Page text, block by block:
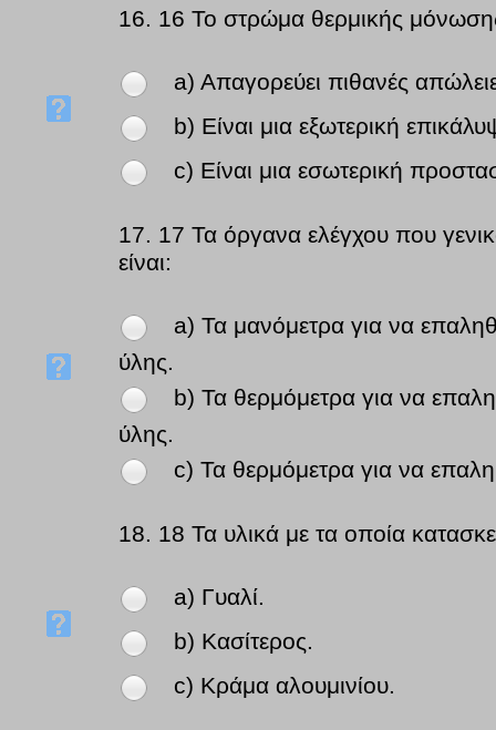
16. 16 Το στρώμα θερμικής
a) Απαγορεύει πιθανές
b) Είναι μια εξωτερική
c) Είναι μια εσωτερική
17. 17 Τα όργανα ελέγχου που
είναι:
a) Τα μανόμετρα για να
ύλης.
b) Τα θερμόμετρα για να
ύλης.
c) Τα θερμόμετρα για να
18. 18 Τα υλικά με τα οποία
a) Γυαλί.
b) Κασίτερος.
c) Κράμα αλουμινίου.